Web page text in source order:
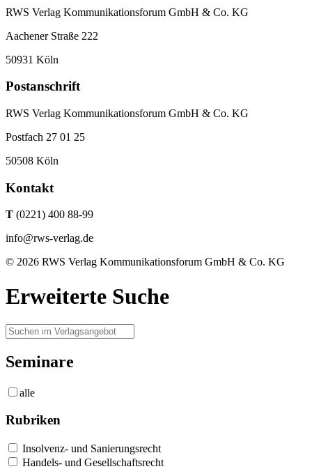
RWS Verlag Kommunikationsforum GmbH & Co. KG
Aachener Straße 222
50931 Köln
Postanschrift
RWS Verlag Kommunikationsforum GmbH & Co. KG
Postfach 27 01 25
50508 Köln
Kontakt
T (0221) 400 88-99
info@rws-verlag.de
© 2026 RWS Verlag Kommunikationsforum GmbH & Co. KG
Erweiterte Suche
Seminare
alle
Rubriken
Insolvenz- und Sanierungsrecht
Handels- und Gesellschaftsrecht